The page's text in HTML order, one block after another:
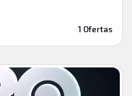
1 Ofertas